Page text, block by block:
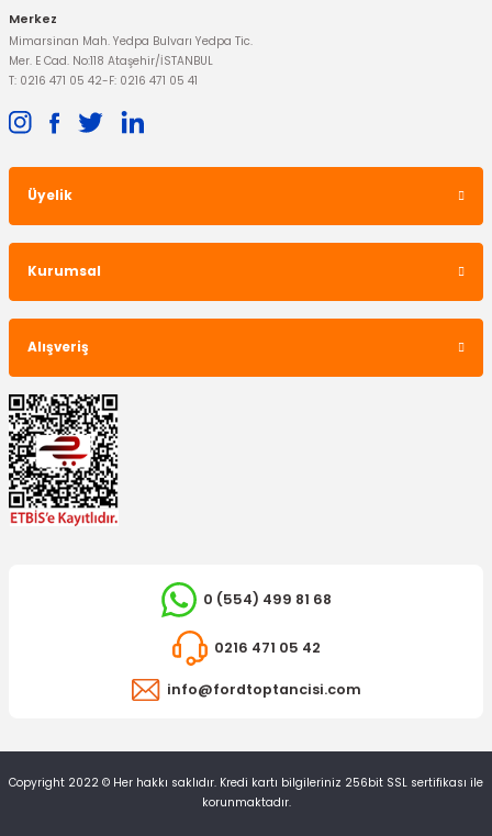
Merkez
Mimarsinan Mah. Yedpa Bulvarı Yedpa Tic.
Mer. E Cad. No:118 Ataşehir/İSTANBUL
T: 0216 471 05 42-F: 0216 471 05 41
Üyelik
Kurumsal
Alışveriş
0 (554) 499 81 68
0216 471 05 42
info@fordtoptancisi.com
Copyright 2022 © Her hakkı saklıdır. Kredi kartı bilgileriniz 256bit SSL sertifikası ile
korunmaktadır.